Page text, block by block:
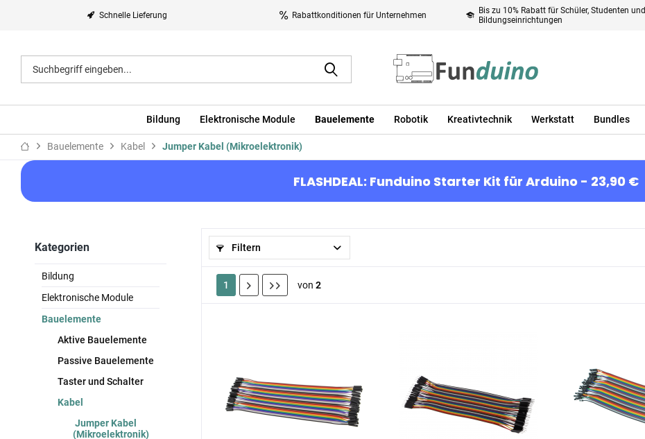
Schnelle Lieferung Rabattkonditionen für Unternehmen
Bis zu 10% Rabatt für Schüler, Studenten und
Bildungseinrichtungen
Bildung Elektronische Module Bauelemente Robotik Kreativtechnik Werkstatt Bundles
Bauelemente Kabel Jumper Kabel (Mikroelektronik)
FLASHDEAL: Funduino Starter Kit für Arduino - 23,90 €
Kategorien
Bildung
Elektronische Module
Bauelemente
Aktive Bauelemente
Passive Bauelemente
Taster und Schalter
Kabel
Jumper Kabel
(Mikroelektronik)
Filtern
1 von 2